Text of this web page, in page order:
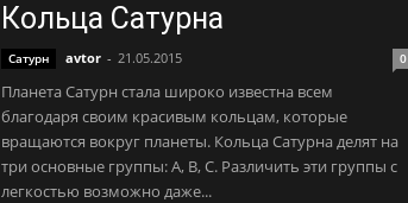
Кольца Сатурна
Сатурн avtor - 21.05.2015 0
Планета Сатурн стала широко известна всем
благодаря своим красивым кольцам, которые
вращаются вокруг планеты. Кольца Сатурна делят на
три основные группы: A, B, C. Различить эти группы с
легкостью возможно даже...